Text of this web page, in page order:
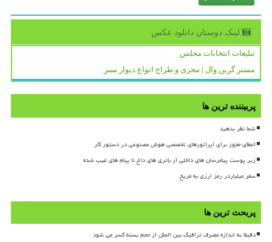
لینک دوستان دانلود عكس
تبلیغات انتخابات مجلس
مستر گرین وال | مجری و طراح انواع دیوار سبز
پربیننده ترین ها
شما نظر بدهید
اعطای مجوز برای اپراتورهای تخصصی هوش مصنوعی در دستور کار
زیر پوست پیامرسان های داخلی از باتری های داغ تا پیام های غیب شده
سفر میلیاردر رمز ارزی به مریخ
پربحث ترین ها
دقیقا به اندازه مصرف ترافیک بین الملل از حجم بسته کسر می شود